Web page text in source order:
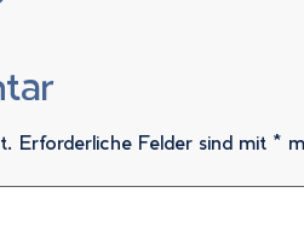
Erforderliche Felder sind mit *